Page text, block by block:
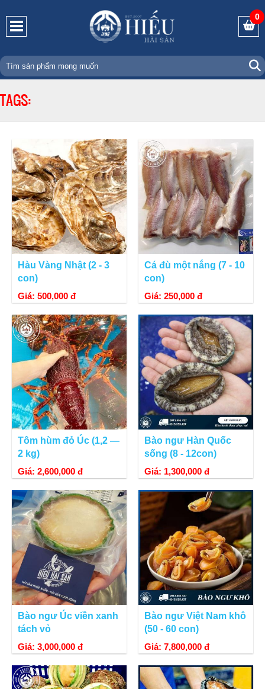
0
TAGS:
Hàu Vàng Nhật (2 - 3
con)
Giá: 500,000 đ
Cá đù một nắng (7 - 10
con)
Giá: 250,000 đ
Tôm hùm đỏ Úc (1,2 —
2 kg)
Giá: 2,600,000 đ
Bào ngư Hàn Quốc
sống (8 - 12con)
Giá: 1,300,000 đ
Bào ngư Úc viền xanh
tách vỏ
Giá: 3,000,000 đ
Bào ngư Việt Nam khô
(50 - 60 con)
Giá: 7,800,000 đ